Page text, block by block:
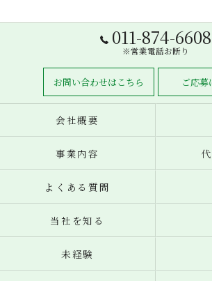
011-874-6608
※営業電話お断り
お問い合わせはこちら ご応募
会社概要
事業内容
よくある質問
当社を知る
未経験